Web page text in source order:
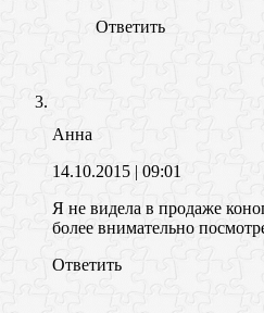
Ответить
Анна
14.10.2015 | 09:01
Я не видела в продаже
более внимательно
Ответить